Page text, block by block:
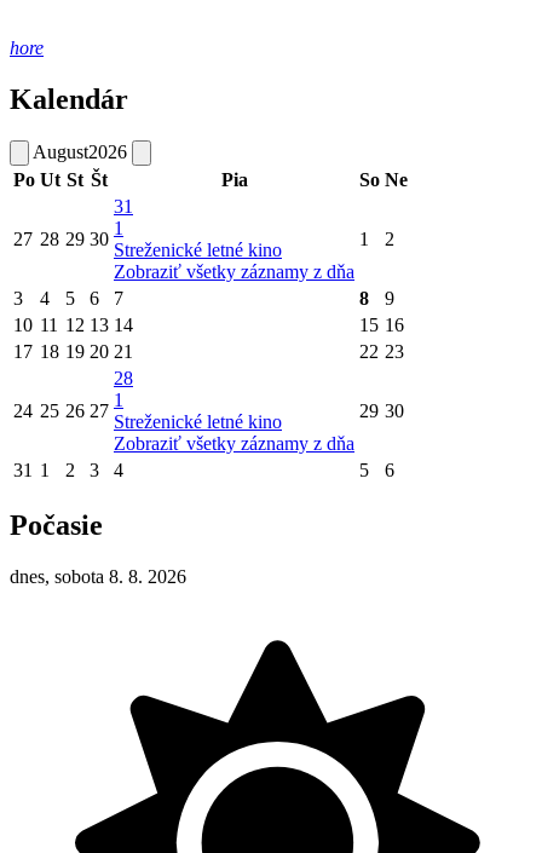
hore
Kalendár
August2026
Po Ut St Št Pia So Ne
27 28 29 30
31
1
Streženické letné kino
Zobraziť všetky záznamy z dňa
1 2
3 4 5 6 7 8
9
10 11 12 13 14 15 16
17 18 19 20 21 22 23
24 25 26 27
28
1
Streženické letné kino
Zobraziť všetky záznamy z dňa
29 30
31 1 2 3 4 5 6
Počasie
dnes, sobota 8. 8. 2026